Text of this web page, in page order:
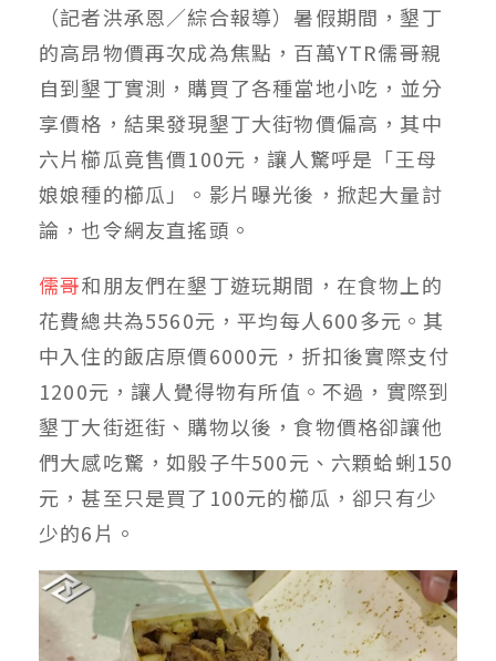
（記者洪承恩／綜合報導）暑假期間，墾丁
的高昂物價再次成為焦點，百萬YTR儒哥親
自到墾丁實測，購買了各種當地小吃，並分
享價格，結果發現墾丁大街物價偏高，其中
六片櫛瓜竟售價100元，讓人驚呼是「王母
娘娘種的櫛瓜」。影片曝光後，掀起大量討
論，也令網友直搖頭。
儒哥和朋友們在墾丁遊玩期間，在食物上的
花費總共為5560元，平均每人600多元。其
中入住的飯店原價6000元，折扣後實際支付
1200元，讓人覺得物有所值。不過，實際到
墾丁大街逛街、購物以後，食物價格卻讓他
們大感吃驚，如骰子牛500元、六顆蛤蜊150
元，甚至只是買了100元的櫛瓜，卻只有少
少的6片。